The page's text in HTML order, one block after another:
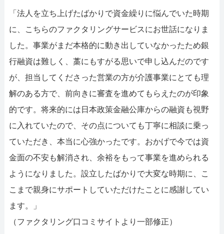
「法人を立ち上げたばかりで資金繰りに悩んでいた時期
に、こちらのファクタリングサービスにお世話になりま
した。事業がまだ本格的に動き出していなかったため銀
行融資は難しく、藁にもすがる思いで申し込んだのです
が、担当してくださった営業の方が介護事業にとても理
解のある方で、前向きに審査を進めてもらえたのが印象
的です。将来的には日本政策金融公庫からの融資も視野
に入れていたので、その点についても丁寧に相談に乗っ
ていただき、本当に心強かったです。おかげで今では資
金面の不安も解消され、余裕をもって事業を進められる
ようになりました。設立したばかりで大変な時期に、こ
こまで親身にサポートしていただけたことに感謝してい
ます。」
（ファクタリング口コミサイトより一部修正）